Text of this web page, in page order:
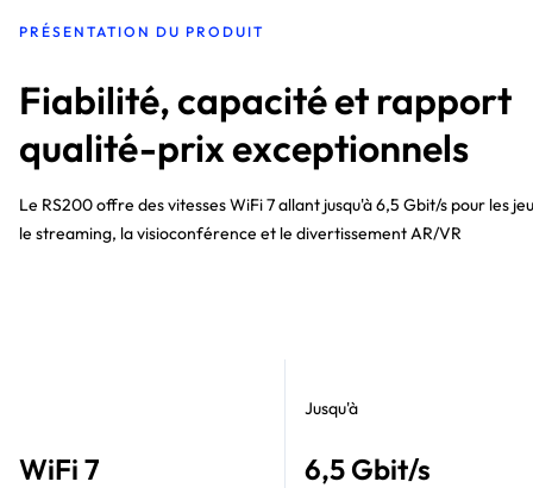
PRÉSENTATION DU PRODUIT
Fiabilité, capacité et rapport
qualité-prix exceptionnels
Le RS200 offre des vitesses WiFi 7 allant jusqu'à 6,5 Gbit/s pour les
le streaming, la visioconférence et le divertissement AR/VR
WiFi 7
Jusqu'à
6,5 Gbit/s